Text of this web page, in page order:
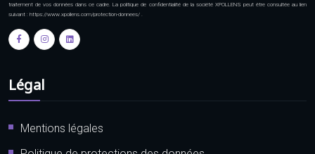
traitement de vos données dans ce cadre. La politique de confidentialité de la société XPOLLENS peut être consultée au lien
suivant : https://www.xpollens.com/protection-donnees/ .
Légal
Mentions légales